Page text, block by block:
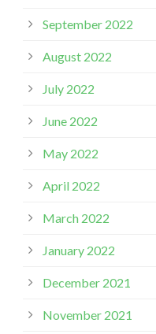
September 2022
August 2022
July 2022
June 2022
May 2022
April 2022
March 2022
January 2022
December 2021
November 2021